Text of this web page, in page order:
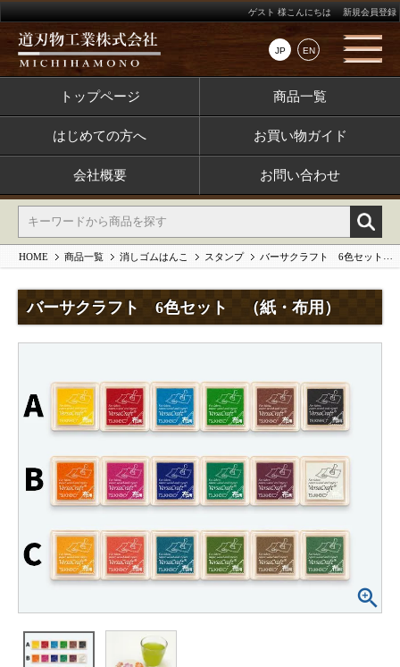
JP EN
ゲスト 様こんにちは 新規会員登録
トップページ 商品一覧
はじめての方へ お買い物ガイド
会社概要 お問い合わせ
HOME 商品一覧 消しゴムはんこ スタンプ バーサクラフト 6色セット （紙・布用）
バーサクラフト 6色セット （紙・布用）